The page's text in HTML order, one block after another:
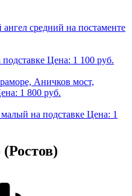
средний на постаменте
Цена: 1 100 руб.
Аничков мост,
1 800 руб.
на подставке Цена: 1